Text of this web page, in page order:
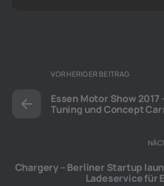
VORHERIGER BEITRAG
Essen Motor Show
Tuning und Concept
Chargery – Berliner Startup
Ladeservice für